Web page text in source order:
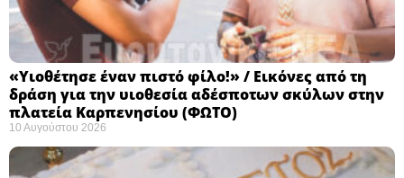
«Υιοθέτησε έναν πιστό φίλο!» / Εικόνες από τη
δράση για την υιοθεσία αδέσποτων σκύλων στην
πλατεία Καρπενησίου (ΦΩΤΟ)
10 Αυγούστου 2026